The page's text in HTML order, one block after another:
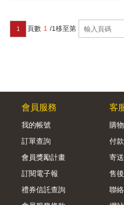
1 頁數 1 /1移至第
會員服務
我的帳號
訂單查詢
會員獎勵計畫
訂閱電子報
禮券信託查詢
客
購
付
寄
售
聯